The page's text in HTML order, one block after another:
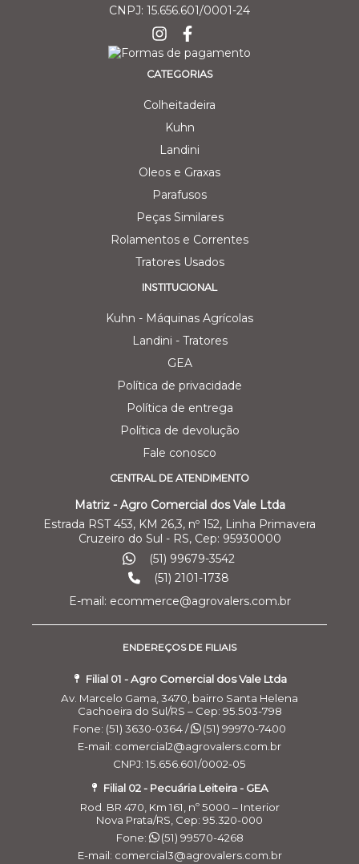
CNPJ: 15.656.601/0001-24
CATEGORIAS
Colheitadeira
Kuhn
Landini
Oleos e Graxas
Parafusos
Peças Similares
Rolamentos e Correntes
Tratores Usados
INSTITUCIONAL
Kuhn - Máquinas Agrícolas
Landini - Tratores
GEA
Política de privacidade
Política de entrega
Política de devolução
Fale conosco
CENTRAL DE ATENDIMENTO
Matriz - Agro Comercial dos Vale Ltda
Estrada RST 453, KM 26,3, nº 152, Linha Primavera
Cruzeiro do Sul - RS, Cep: 95930000
(51) 99679-3542
(51) 2101-1738
E-mail: ecommerce@agrovalers.com.br
ENDEREÇOS DE FILIAIS
Filial 01 - Agro Comercial dos Vale Ltda
Av. Marcelo Gama, 3470, bairro Santa Helena
Cachoeira do Sul/RS – Cep: 95.503-798
Fone: (51) 3630-0364 /
(51) 99970-7400
E-mail: comercial2@agrovalers.com.br
CNPJ: 15.656.601/0002-05
Filial 02 - Pecuária Leiteira - GEA
Rod. BR 470, Km 161, nº 5000 – Interior
Nova Prata/RS, Cep: 95.320-000
Fone:
(51) 99570-4268
E-mail: comercial3@agrovalers.com.br